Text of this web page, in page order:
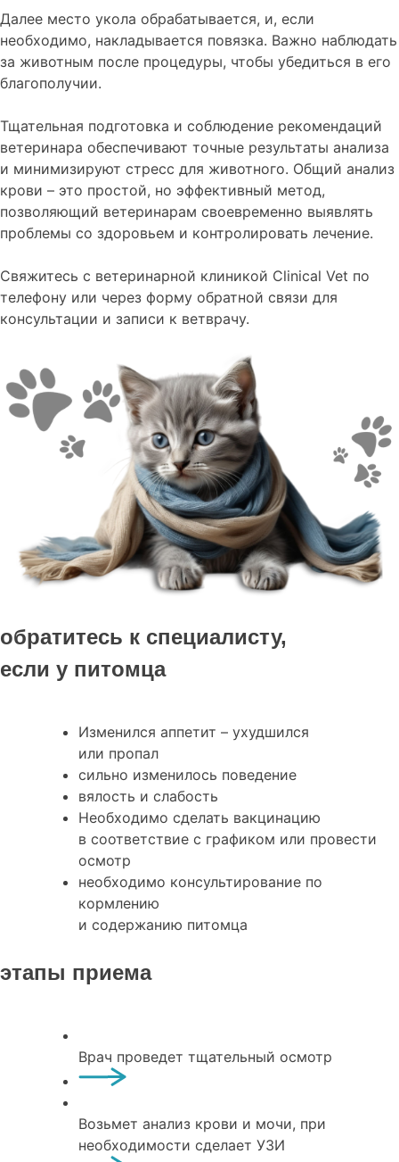
Далее место укола обрабатывается, и, если
необходимо, накладывается повязка. Важно наблюдать
за животным после процедуры, чтобы убедиться в его
благополучии.
Тщательная подготовка и соблюдение рекомендаций
ветеринара обеспечивают точные результаты анализа
и минимизируют стресс для животного. Общий анализ
крови – это простой, но эффективный метод,
позволяющий ветеринарам своевременно выявлять
проблемы со здоровьем и контролировать лечение.
Свяжитесь с ветеринарной клиникой Clinical Vet по
телефону или через форму обратной связи для
консультации и записи к ветврачу.
обратитесь к специалисту,
если у питомца
Изменился аппетит – ухудшился
или пропал
сильно изменилось поведение
вялость и слабость
Необходимо сделать вакцинацию
в соответствие с графиком или провести
осмотр
необходимо консультирование по
кормлению
и содержанию питомца
этапы приема
Врач проведет тщательный осмотр
Возьмет анализ крови и мочи, при
необходимости сделает УЗИ